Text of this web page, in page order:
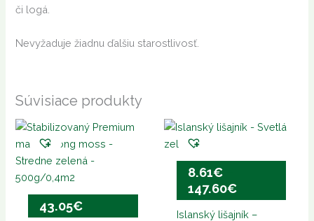
či logá.
Nevyžaduje žiadnu ďalšiu starostlivosť.
Súvisiace produkty
43.05€
8.61€
147.60€
Price
8.61€
147.60€
Islanský lišajník –